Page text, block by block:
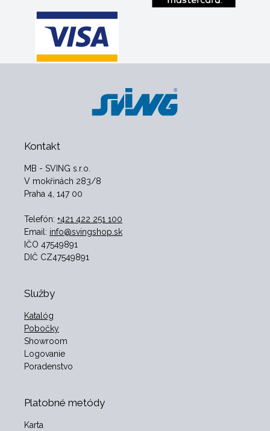
Kontakt
MB - SVING s.r.o.
V mokřinách 283/8
Praha 4, 147 00
Telefón: +421 422 251 100
Email: info@svingshop.sk
IČO 47549891
DIČ CZ47549891
Služby
Katalóg
Pobočky
Showroom
Logovanie
Poradenstvo
Platobné metódy
Karta